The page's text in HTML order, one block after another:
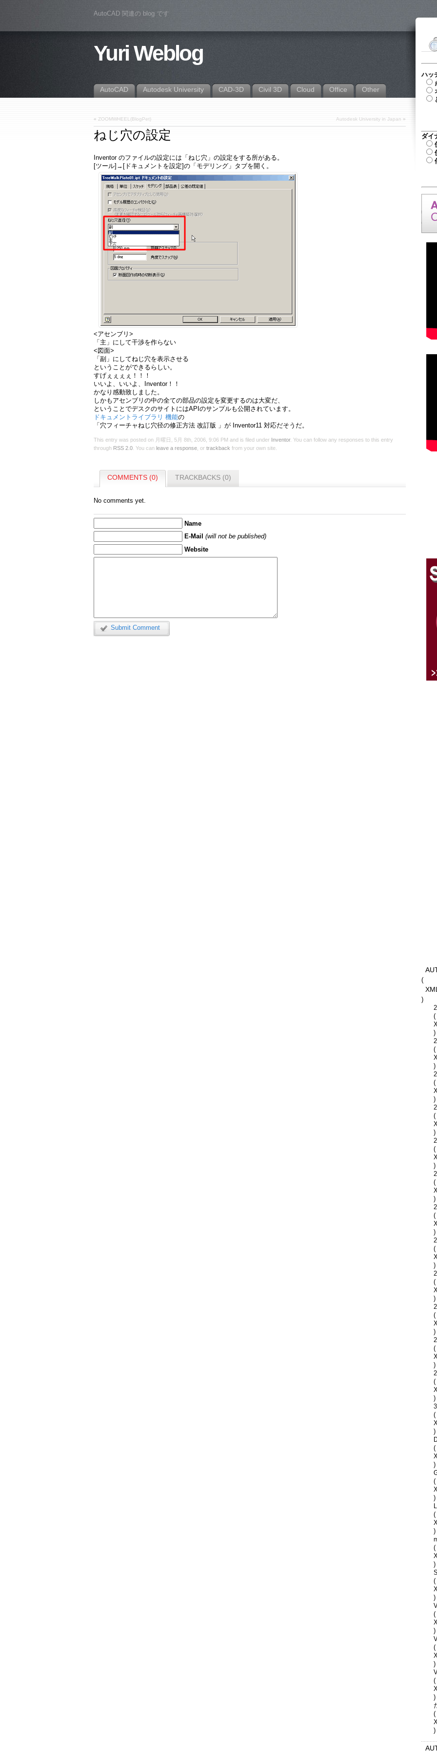
AutoCAD 関連の blog です
Yuri Weblog
AutoCAD Autodesk University CAD-3D Civil 3D Cloud Office Other
« ZOOMWHEEL(BlogPet) Autodesk University in Japan »
ねじ穴の設定
Inventor のファイルの設定には「ねじ穴」の設定をする所がある。
[ツール]→[ドキュメントを設定]の「モデリング」タブを開く。
<アセンブリ>
「主」にして干渉を作らない
<図面>
「副」にしてねじ穴を表示させる
ということができるらしい。
すげぇぇぇぇ！！！
いいよ、いいよ、Inventor！！
かなり感動致しました。
しかもアセンブリの中の全ての部品の設定を変更するのは大変だ、
ということでデスクのサイトにはAPIのサンプルも公開されています。
ドキュメントライブラリ 機能の
「穴フィーチャねじ穴径の修正方法 改訂版 」が Inventor11 対応だそうだ。
This entry was posted on 月曜日, 5月 8th, 2006, 9:06 PM and is filed under Inventor. You can follow any responses to this entry
through RSS 2.0 . You can leave a response , or trackback from your own site.
COMMENTS (0) TRACKBACKS (0)
No comments yet.
Name
E-Mail(will not be published)
Website
Submit Comment
ハッ
ダイ
(
XML
)
(
)
(
)
(
)
(
)
(
)
(
)
(
)
(
)
(
)
(
)
(
)
(
)
(
)
(
)
(
)
(
)
(
)
(
)
(
)
(
)
(
)
(
)